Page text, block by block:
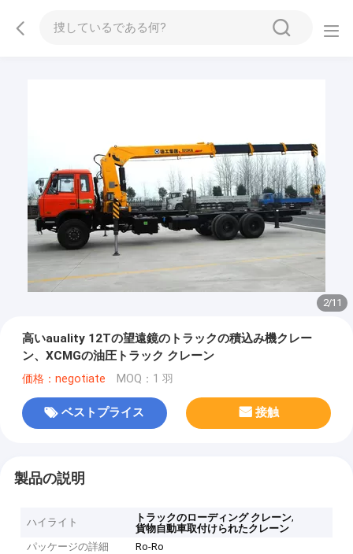
2/11
高いauality 12Tの望遠鏡のトラックの積込み機クレー
ン、XCMGの油圧トラック クレーン
価格：negotiate MOQ：1 羽
ベストプライス 接触
製品の説明
ハイライト トラックのローディング クレーン,
貨物自動車取付けられたクレーン
パッケージの詳細
Ro-Ro